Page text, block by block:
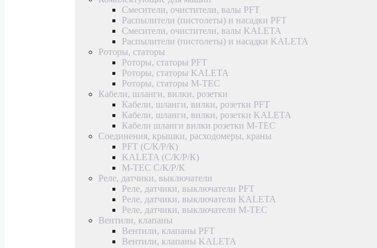
Смесители, очистители, валы PFT
Распылители (пистолеты) и насадки PFT
Смесители, очистители, валы KALETA
Распылители (пистолеты) и насадки KALETA
Роторы, статоры
Роторы, статоры PFT
Роторы, статоры KALETA
Роторы, статоры M-TEC
Кабели, шланги, вилки, розетки
Кабели, шланги, вилки, розетки PFT
Кабели, шланги, вилки, розетки KALETA
Кабели шланги вилки розетки M-TEC
Соединения, крышки, расходомеры, краны
PFT (С/К/Р/К)
KALETA (С/К/Р/К)
M-TEC С/К/Р/К
Реле, датчики, выключатели
Реле, датчики, выключатели PFT
Реле, датчики, выключатели KALETA
Реле, датчики, выключатели M-TEC
Вентили, клапаны
Вентили, клапаны PFT
Вентили, клапаны KALETA